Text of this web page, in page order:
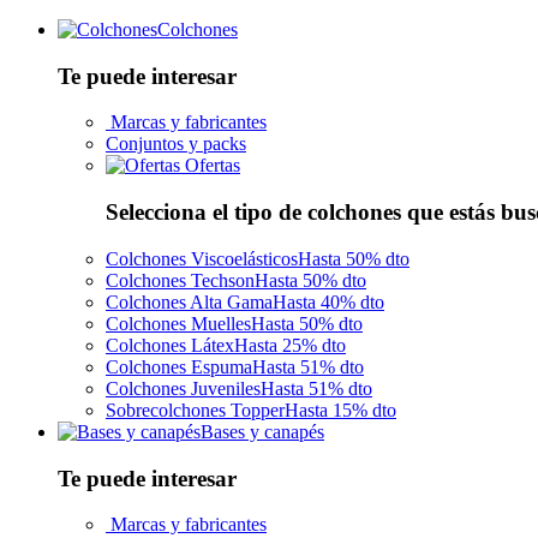
Colchones
Te puede interesar
Marcas y fabricantes
Conjuntos y packs
Ofertas
Selecciona el tipo de colchones que estás
Colchones ViscoelásticosHasta 50% dto
Colchones TechsonHasta 50% dto
Colchones Alta GamaHasta 40% dto
Colchones MuellesHasta 50% dto
Colchones LátexHasta 25% dto
Colchones EspumaHasta 51% dto
Colchones JuvenilesHasta 51% dto
Sobrecolchones TopperHasta 15% dto
Bases y canapés
Te puede interesar
Marcas y fabricantes